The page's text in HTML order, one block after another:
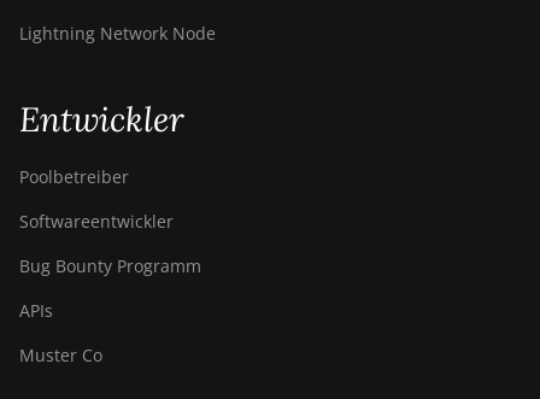
Lightning Network Node
Entwickler
Poolbetreiber
Softwareentwickler
Bug Bounty Programm
APIs
Muster Co